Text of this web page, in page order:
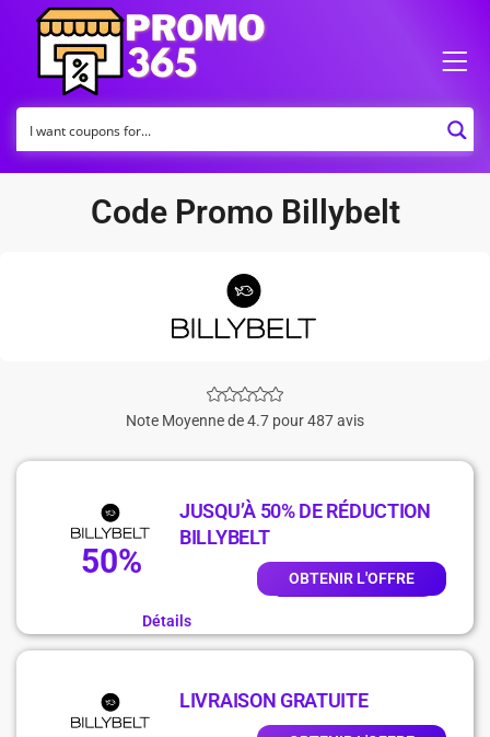
Code Promo Billybelt
Note Moyenne de 4.7 pour 487 avis
50%
JUSQU’À 50% DE RÉDUCTION
BILLYBELT
OBTENIR L'OFFRE
Détails
LIVRAISON GRATUITE